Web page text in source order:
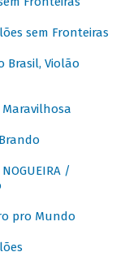
sem Fronteiras
Brasil, Violão
Maravilhosa
NOGUEIRA /
pro Mundo